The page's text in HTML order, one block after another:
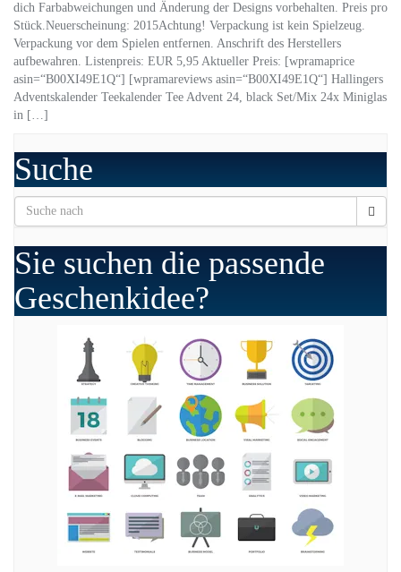
dich Farbabweichungen und Änderung der Designs vorbehalten. Preis pro
Stück.Neuerscheinung: 2015Achtung! Verpackung ist kein Spielzeug.
Verpackung vor dem Spielen entfernen. Anschrift des Herstellers
aufbewahren. Listenpreis: EUR 5,95 Aktueller Preis: [wpramaprice
asin=“B00XI49E1Q“] [wpramareviews asin=“B00XI49E1Q“] Hallingers
Adventskalender Teekalender Tee Advent 24, black Set/Mix 24x Miniglas
in […]
Suche
Sie suchen die passende
Geschenkidee?